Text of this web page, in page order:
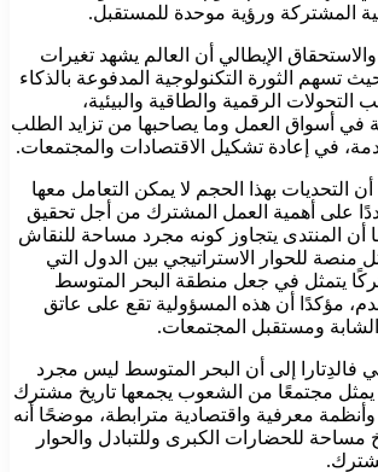
المشتركة ورؤية موحدة للمستقبل.
الإيطالي أن العالم يشهد تغيرات
تسهم الثورة التكنولوجية المدفوعة بالذكاء
التحولات الرقمية والطاقية والبيئية،
في أسواق العمل وما يصاحبها من تزايد الطلب
في إعادة تشكيل الاقتصادات والمجتمعات.
أن التحديات بهذا الحجم لا يمكن التعامل معها
على أهمية العمل المشترك من أجل تحقيق
أن المنتدى يتجاوز كونه مجرد مساحة للنقاش
منصة للحوار الاستراتيجي بين الدول التي
يتمثل في جعل منطقة البحر المتوسط
مؤكدًا أن هذه المسؤولية تقع على عاتق
الشابة ومستقبل المجتمعات.
فالدِتارا إلى أن البحر المتوسط ليس مجرد
مجتمعًا من الشعوب يجمعها تاريخ مشترك
وأنظمة معرفية واقتصادية مترابطة، موضحًا أنه
للحضارات الكبرى وللتبادل والحوار